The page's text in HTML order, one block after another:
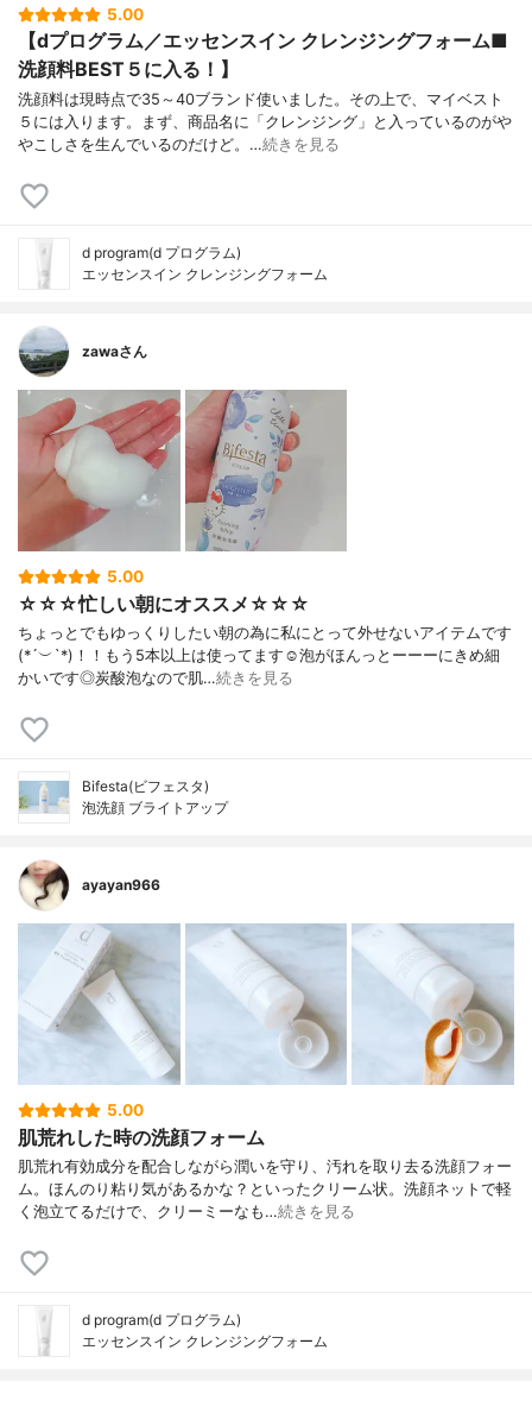
5.00
【dプログラム／エッセンスイン クレンジングフォーム■
洗顔料BEST５に入る！】
洗顔料は現時点で35～40ブランド使いました。その上で、マイベスト
５には入ります。まず、商品名に「クレンジング」と入っているのがや
やこしさを生んでいるのだけど。…続きを見る
d program(d プログラム)
エッセンスイン クレンジングフォーム
zawaさん
5.00
☆☆☆忙しい朝にオススメ☆☆☆
ちょっとでもゆっくりしたい朝の為に私にとって外せないアイテムです
(*´︶`*)！！もう5本以上は使ってます☺️泡がほんっとーーーにきめ細
かいです◎炭酸泡なので肌…続きを見る
Bifesta(ビフェスタ)
泡洗顔 ブライトアップ
ayayan966
5.00
肌荒れした時の洗顔フォーム
肌荒れ有効成分を配合しながら潤いを守り、汚れを取り去る洗顔フォー
ム。ほんのり粘り気があるかな？といったクリーム状。洗顔ネットで軽
く泡立てるだけで、クリーミーなも…続きを見る
d program(d プログラム)
エッセンスイン クレンジングフォーム